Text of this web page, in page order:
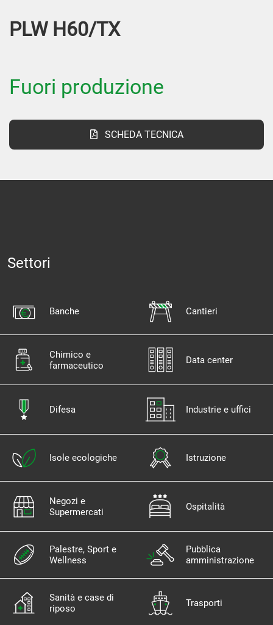
PLW H60/TX
Fuori produzione
SCHEDA TECNICA
Settori
Banche Cantieri
Chimico e
farmaceutico
Data center
Difesa Industrie e uffici
Isole ecologiche Istruzione
Negozi e
Supermercati
Ospitalità
Palestre, Sport e
Wellness
Pubblica
amministrazione
Sanità e case di
riposo
Trasporti